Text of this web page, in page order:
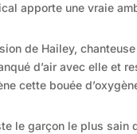
apporte une vraie
de Hailey,
d’air avec elle et
cette bouée
le garçon le plus sain